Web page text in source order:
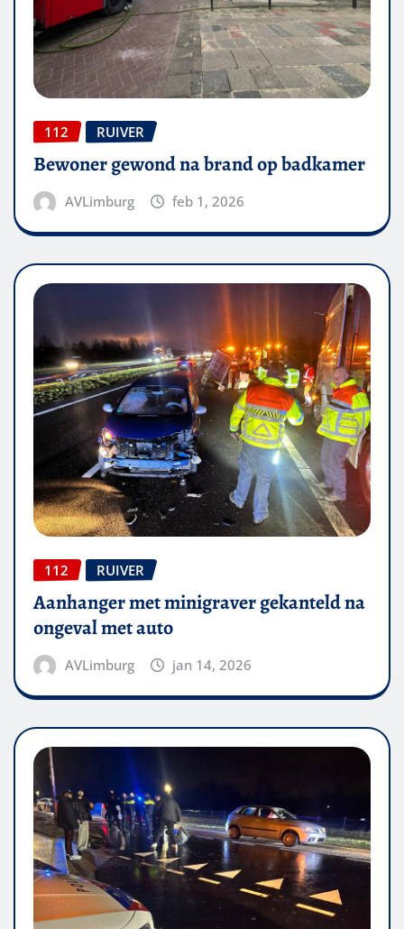
112 RUIVER
Bewoner gewond na brand op badkamer
AVLimburg feb 1, 2026
112 RUIVER
Aanhanger met minigraver gekanteld na
ongeval met auto
AVLimburg jan 14, 2026